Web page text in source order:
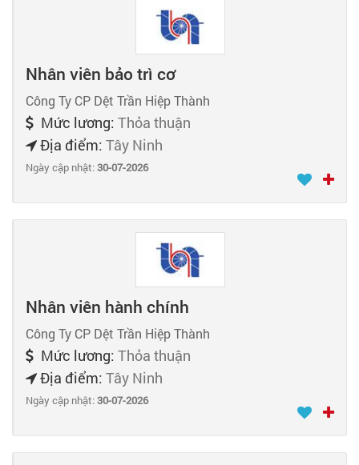
Nhân viên bảo trì cơ
Công Ty CP Dệt Trần Hiệp Thành
Mức lương: Thỏa thuận
Địa điểm: Tây Ninh
Ngày cập nhật:30-07-2026
Nhân viên hành chính
Công Ty CP Dệt Trần Hiệp Thành
Mức lương: Thỏa thuận
Địa điểm: Tây Ninh
Ngày cập nhật:30-07-2026